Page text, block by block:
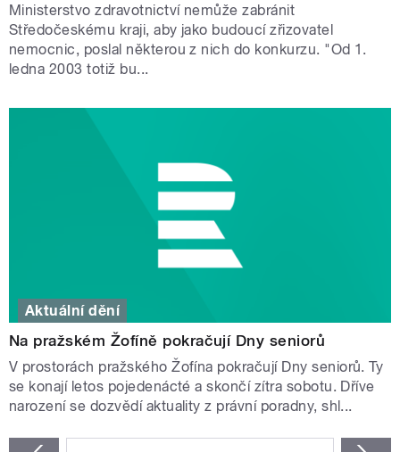
Ministerstvo zdravotnictví nemůže zabránit
Středočeskému kraji, aby jako budoucí zřizovatel
nemocnic, poslal některou z nich do konkurzu. "Od 1.
ledna 2003 totiž bu...
Aktuální dění
Na pražském Žofíně pokračují Dny seniorů
V prostorách pražského Žofína pokračují Dny seniorů. Ty
se konají letos pojedenácté a skončí zítra sobotu. Dříve
narození se dozvědí aktuality z právní poradny, shl...